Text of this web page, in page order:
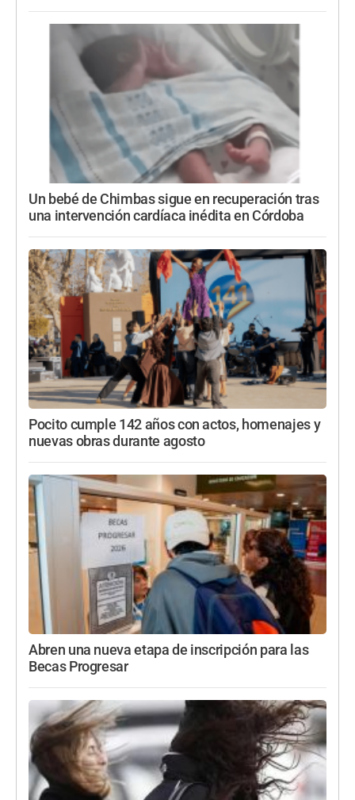
Un bebé de Chimbas sigue en recuperación tras
una intervención cardíaca inédita en Córdoba
Pocito cumple 142 años con actos, homenajes y
nuevas obras durante agosto
Abren una nueva etapa de inscripción para las
Becas Progresar